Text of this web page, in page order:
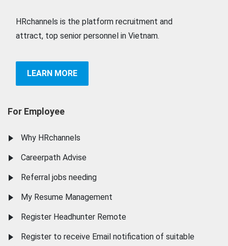
HRchannels is the platform recruitment and
attract, top senior personnel in Vietnam.
LEARN MORE
For Employee
Why HRchannels
Careerpath Advise
Referral jobs needing
My Resume Management
Register Headhunter Remote
Register to receive Email notification of suitable